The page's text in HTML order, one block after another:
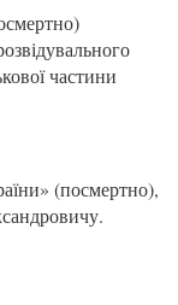
частини
(посмертно),